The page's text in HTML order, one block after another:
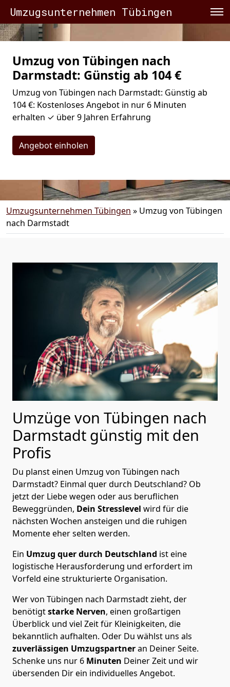
Umzugsunternehmen Tübingen
Umzug von Tübingen nach
Darmstadt: Günstig ab 104 €
Umzug von Tübingen nach Darmstadt: Günstig ab
104 €: Kostenloses Angebot in nur 6 Minuten
erhalten ✓ über 9 Jahren Erfahrung
Angebot einholen
Umzugsunternehmen Tübingen » Umzug von Tübingen
nach Darmstadt
Umzüge von Tübingen nach
Darmstadt günstig mit den
Profis
Du planst einen Umzug von Tübingen nach
Darmstadt? Einmal quer durch Deutschland? Ob
jetzt der Liebe wegen oder aus beruflichen
Beweggründen, Dein Stresslevel wird für die
nächsten Wochen ansteigen und die ruhigen
Momente eher selten werden.
Ein Umzug quer durch Deutschland ist eine
logistische Herausforderung und erfordert im
Vorfeld eine strukturierte Organisation.
Wer von Tübingen nach Darmstadt zieht, der
benötigtstarke Nerven, einen großartigen
Überblick und viel Zeit für Kleinigkeiten, die
bekanntlich aufhalten. Oder Du wählst uns als
zuverlässigen Umzugspartneran Deiner Seite.
Schenke uns nur 6 Minuten Deiner Zeit und wir
übersenden Dir ein individuelles Angebot.